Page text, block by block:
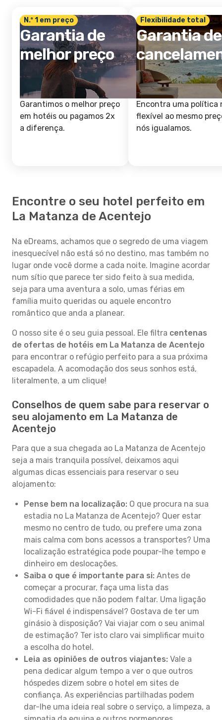
N.º 1 em preço
Garantia de
melhor preço
Garantimos o melhor preço
em hotéis ou pagamos 2x
a diferença.
Flexibilidade total
Garantia de
Encontra uma política
flexível ao mesmo
nós igualamos.
Encontre o seu hotel perfeito em
La Matanza de Acentejo
Na eDreams, achamos que o segredo de uma viagem
inesquecível não está só no destino, mas também no
lugar onde você dorme a cada noite. Imagine acordar
num sítio que parece ter sido feito à sua medida,
seja para uma aventura a solo, umas férias em
família muito queridas ou aquele encontro
romântico que anda a planear.
O nosso site é o seu guia pessoal. Ele filtra centenas
de ofertas de hotéis em La Matanza de Acentejo
para encontrar o refúgio perfeito para a sua próxima
escapadela. A acomodação dos seus sonhos está,
literalmente, a um clique!
Conselhos de quem sabe para reservar o
seu alojamento em La Matanza de
Acentejo
Para que a sua chegada ao La Matanza de Acentejo
seja a mais tranquila possível, deixamos aqui
algumas dicas essenciais para reservar o seu
alojamento:
Pense bem na localização: O que procura na sua
estadia no La Matanza de Acentejo? Quer estar
mesmo no centro de tudo, ou prefere uma zona
mais calma com bons acessos a transportes? Uma
localização estratégica pode poupar-lhe tempo e
dinheiro em deslocações.
Saiba o que é importante para si: Antes de
começar a procurar, faça uma lista das
comodidades que não podem faltar. Uma ligação
Wi-Fi fiável é indispensável? Gostava de ter um
ginásio à disposição? Vai viajar com o seu animal
de estimação? Ter isto claro vai simplificar muito
a escolha do hotel.
Leia as opiniões de outros viajantes: Vale a
pena dedicar algum tempo a ver o que outros
hóspedes dizem sobre o hotel em sites de
confiança. As experiências partilhadas podem
dar-lhe uma ideia real sobre o serviço, a limpeza, a